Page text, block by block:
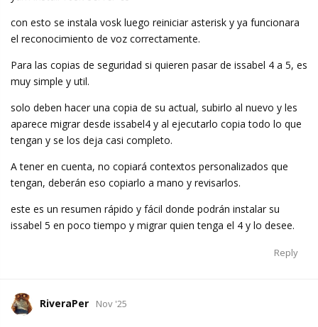
con esto se instala vosk luego reiniciar asterisk y ya funcionara
el reconocimiento de voz correctamente.
Para las copias de seguridad si quieren pasar de issabel 4 a 5, es
muy simple y util.
solo deben hacer una copia de su actual, subirlo al nuevo y les
aparece migrar desde issabel4 y al ejecutarlo copia todo lo que
tengan y se los deja casi completo.
A tener en cuenta, no copiará contextos personalizados que
tengan, deberán eso copiarlo a mano y revisarlos.
este es un resumen rápido y fácil donde podrán instalar su
issabel 5 en poco tiempo y migrar quien tenga el 4 y lo desee.
Reply
RiveraPer Nov '25